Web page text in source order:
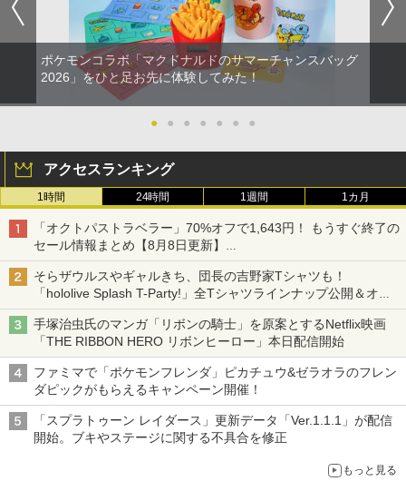
ポケモンコラボ「マクドナルドのサマーチャンスバッグ
2026」をひと足お先に体験してみた！
● ● ● ● ● ● ●
アクセスランキング
1時間 24時間 1週間 1カ月
「オクトパストラベラー」70%オフで1,643円！ もうすぐ終了の
セール情報まとめ【8月8日更新】
ニンテンドーeショップでは「大神 絶景版」が67%オフで990円
そらザウルスやギャルきち、団長の吉野家Tシャツも！
「hololive Splash T-Party!」全Tシャツラインナップ公開＆オン
ライン販売開始
手塚治虫氏のマンガ「リボンの騎士」を原案とするNetflix映画
「THE RIBBON HERO リボンヒーロー」本日配信開始
ファミマで「ポケモンフレンダ」ピカチュウ&ゼラオラのフレン
ダピックがもらえるキャンペーン開催！
「スプラトゥーン レイダース」更新データ「Ver.1.1.1」が配信
開始。ブキやステージに関する不具合を修正
もっと見る